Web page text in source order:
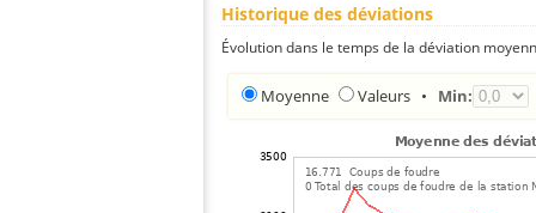
Historique des déviations
Évolution dans le temps de la déviation
Moyenne Valeurs • Min: